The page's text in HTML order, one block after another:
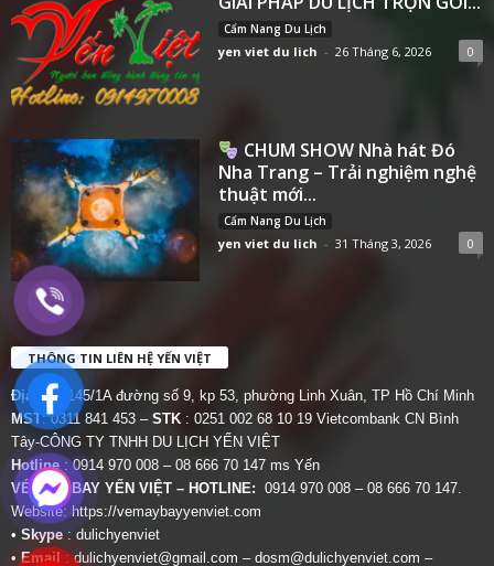
Cẩm Nang Du Lịch
yen viet du lich - 26 Tháng 6, 2026 0
CHUM SHOW Nhà hát Đó
Nha Trang – Trải nghiệm nghệ
thuật mới...
Cẩm Nang Du Lịch
yen viet du lich - 31 Tháng 3, 2026 0
THÔNG TIN LIÊN HỆ YẾN VIỆT
Địa chỉ:
145/1A đường số 9, kp 53, phường Linh Xuân, TP Hồ Chí Minh
MST: 0311 841 453 – STK : 0251 002 68 10 19 Vietcombank CN Bình
Tây-CÔNG TY TNHH DU LỊCH YẾN VIỆT
Hotline : 0914 970 008 – 08 666 70 147 ms Yến
VÉ MÁY BAY YẾN VIỆT – HOTLINE: 0914 970 008 – 08 666 70 147.
Website:https://vemaybayyenviet.com
• Skype: dulichyenviet
•Email :dulichyenviet@gmail.com – dosm@dulichyenviet.com –